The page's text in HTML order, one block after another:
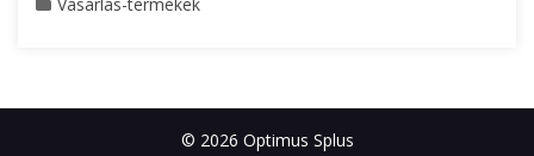
© 2026 Optimus Splus